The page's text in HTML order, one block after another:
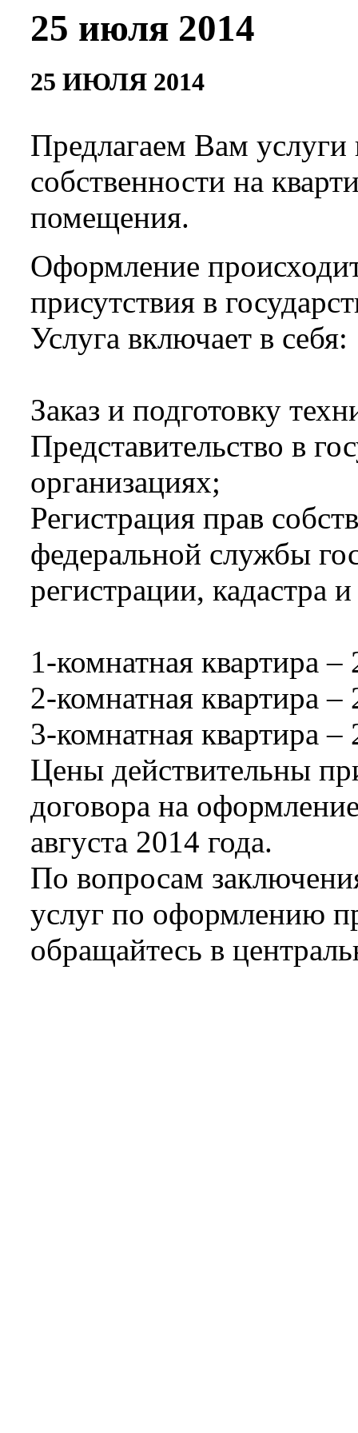
25 июля 2014
25 ИЮЛЯ 2014
Предлагаем Вам
собственности на
помещения.
Оформление
присутствия в
Услуга включает в себя:
Заказ и подготовку
Представительство в
организациях;
Регистрация прав
федеральной службы
регистрации, кадастра
1-комнатная квартира –
2-комнатная квартира –
3-комнатная квартира –
Цены действительны
договора на
августа 2014 года.
По вопросам
услуг по оформлению
обращайтесь в